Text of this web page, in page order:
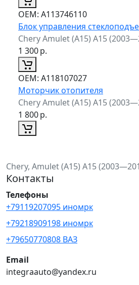
ОЕМ: A113746110
Блок управления
Chery Amulet (A15) A15
1 300р.
ОЕМ: A118107027
Моторчик отопителя
Chery Amulet (A15) A15
1 800р.
Chery, Amulet (A15) A15
Контакты
Телефоны
+79119207095 иномрк
+79218909198 иномрк
+79650770808 ВАЗ
Email
integraauto@yandex.ru